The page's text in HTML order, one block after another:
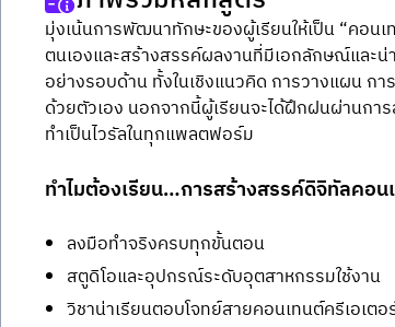
มุ่งเน้นการพัฒนาทักษะของผู้เรียนให้เป็น “คอน
ตนเองและสร้างสรรค์ผลงานที่มีเอกลักษณ์และน่
อย่างรอบด้าน ทั้งในเชิงแนวคิด การวางแผน ก
ด้วยตัวเอง นอกจากนี้ผู้เรียนจะได้ฝึกฝนผ่านกา
ทำเป็นไวรัลในทุกแพลตฟอร์ม
ทำไมต้องเรียน…การสร้างสรรค์ดิจิทัลคอน
ลงมือทำจริงครบทุกขั้นตอน
สตูดิโอและอุปกรณ์ระดับอุตสาหกรรมใช้งาน
วิชาน่าเรียนตอบโจทย์สายคอนเทนต์ครีเอเตอ